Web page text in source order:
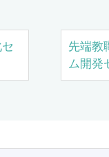
先端教
ム開発